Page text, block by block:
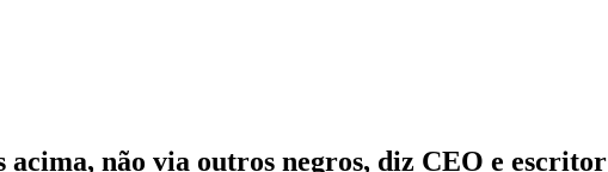
acima, não via outros negros, diz CEO e escritor